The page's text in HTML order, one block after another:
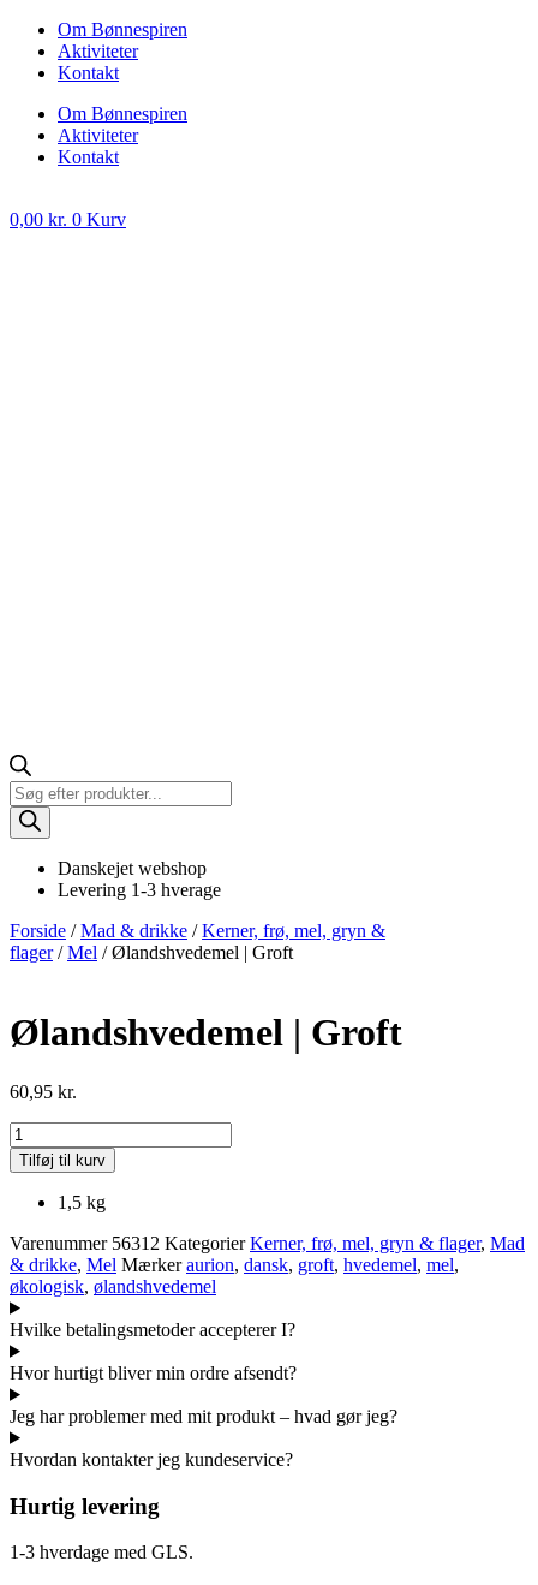
Om Bønnespiren
Aktiviteter
Kontakt
Om Bønnespiren
Aktiviteter
Kontakt
0,00 kr. 0 Kurv
Products
search
Danskejet webshop
Levering 1-3 hverage
Forside /Mad & drikke /Kerner, frø, mel, gryn &
flager/Mel / Ølandshvedemel | Groft
Ølandshvedemel | Groft
60,95 kr.
Ølandshvedemel
|
Groft
antal
Tilføj til kurv
1,5 kg
Varenummer 56312 Kategorier Kerner, frø, mel, gryn & flager, Mad
& drikke, Mel Mærker aurion, dansk, groft, hvedemel, mel,
økologisk, ølandshvedemel
Hvilke betalingsmetoder accepterer I?
Hvor hurtigt bliver min ordre afsendt?
Jeg har problemer med mit produkt – hvad gør jeg?
Hvordan kontakter jeg kundeservice?
Hurtig levering
1-3 hverdage med GLS.